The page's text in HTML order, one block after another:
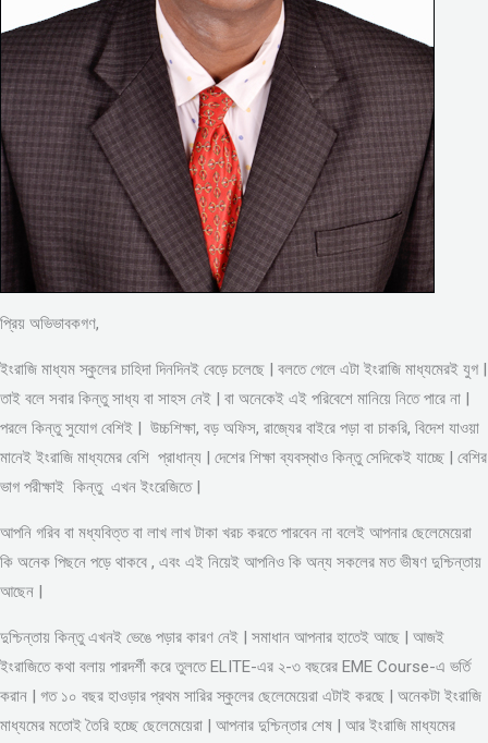
প্রিয় অভিভাবকগণ,
ইংরাজি মাধ্যম স্কুলের চাহিদা দিনদিনই বেড়ে চলেছে | বলতে গেলে এটা ইংরাজি মাধ্যমেরই যুগ |
তাই বলে সবার কিন্তু সাধ্য বা সাহস নেই | বা অনেকেই এই পরিবেশে মানিয়ে নিতে পারে না |
পরলে কিন্তু সুযোগ বেশিই | উচ্চশিক্ষা, বড় অফিস, রাজ্যের বাইরে পড়া বা চাকরি, বিদেশ যাওয়া
মানেই ইংরাজি মাধ্যমের বেশি প্রাধান্য | দেশের শিক্ষা ব্যবস্থাও কিন্তু সেদিকেই যাচ্ছে | বেশির
ভাগ পরীক্ষাই কিন্তু এখন ইংরেজিতে |
আপনি গরিব বা মধ্যবিত্ত বা লাখ লাখ টাকা খরচ করতে পারবেন না বলেই আপনার ছেলেমেয়েরা
কি অনেক পিছনে পড়ে থাকবে , এবং এই নিয়েই আপনিও কি অন্য সকলের মত ভীষণ দুশ্চিন্তায়
আছেন |
দুশ্চিন্তায় কিন্তু এখনই ভেঙে পড়ার কারণ নেই | সমাধান আপনার হাতেই আছে | আজই
ইংরাজিতে কথা বলায় পারদর্শী করে তুলতে ELITE-এর ২-৩ বছরের EME Course-এ ভর্তি
করান | গত ১০ বছর হাওড়ার প্রথম সারির স্কুলের ছেলেমেয়েরা এটাই করছে | অনেকটা ইংরাজি
মাধ্যমের মতোই তৈরি হচ্ছে ছেলেমেয়েরা | আপনার দুশ্চিন্তার শেষ | আর ইংরাজি মাধ্যমের